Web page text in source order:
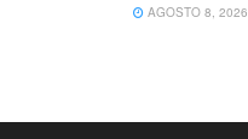
AGOSTO 8, 2026